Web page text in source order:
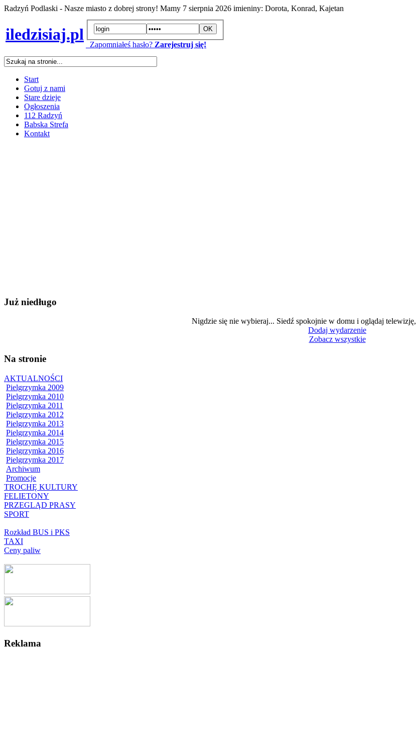
Radzyń Podlaski - Nasze miasto z dobrej strony! Mamy 7 sierpnia 2026 imieniny: Dorota, Konrad, Kajetan
iledzisiaj.pl
Zapomniałeś hasło? Zarejestruj się!
Start
Gotuj z nami
Stare dzieje
Ogłoszenia
112 Radzyń
Babska Strefa
Kontakt
Już niedługo
Nigdzie się nie wybieraj... Siedź spokojnie w domu i oglądaj
Dodaj wydarzenie
Zobacz wszystkie
Na stronie
AKTUALNOŚCI
Pielgrzymka 2009
Pielgrzymka 2010
Pielgrzymka 2011
Pielgrzymka 2012
Pielgrzymka 2013
Pielgrzymka 2014
Pielgrzymka 2015
Pielgrzymka 2016
Pielgrzymka 2017
Archiwum
Promocje
TROCHĘ KULTURY
FELIETONY
PRZEGLĄD PRASY
SPORT
Rozkład BUS i PKS
TAXI
Ceny paliw
Reklama